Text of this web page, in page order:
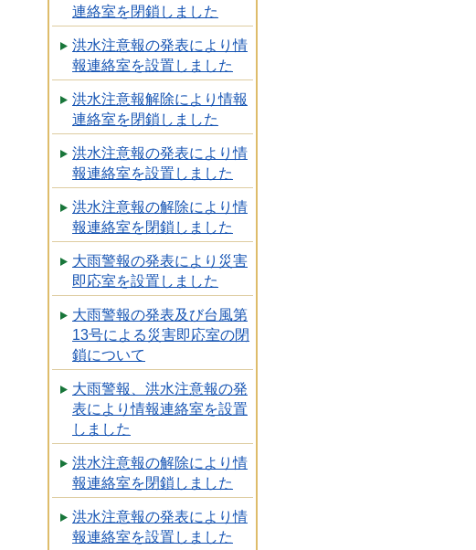
連絡室を閉鎖しました
洪水注意報の発表により情
報連絡室を設置しました
洪水注意報解除により情報
連絡室を閉鎖しました
洪水注意報の発表により情
報連絡室を設置しました
洪水注意報の解除により情
報連絡室を閉鎖しました
大雨警報の発表により災害
即応室を設置しました
大雨警報の発表及び台風第
13号による災害即応室の閉
鎖について
大雨警報、洪水注意報の発
表により情報連絡室を設置
しました
洪水注意報の解除により情
報連絡室を閉鎖しました
洪水注意報の発表により情
報連絡室を設置しました